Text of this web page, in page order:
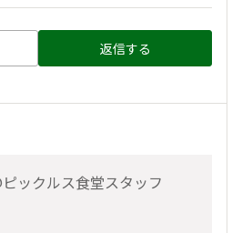
返信する
ックルス食堂スタッフ